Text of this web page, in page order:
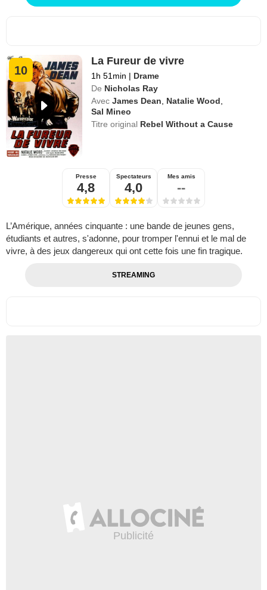
10
La Fureur de vivre
1h 51min | Drame
De Nicholas Ray
Avec James Dean, Natalie Wood,
Sal Mineo
Titre original Rebel Without a Cause
Presse
4,8
Spectateurs
4,0
Mes amis
--
L’Amérique, années cinquante : une bande de jeunes gens,
étudiants et autres, s'adonne, pour tromper l'ennui et le mal de
vivre, à des jeux dangereux qui ont cette fois une fin tragique.
STREAMING